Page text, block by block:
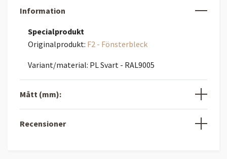
Information
Specialprodukt
Originalprodukt: F2 - Fönsterbleck
Variant/material: PL Svart - RAL9005
Mått (mm):
Recensioner